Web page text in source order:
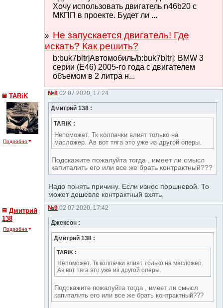
Хочу использовать двигатель n46b20 с
МКПП в проекте. Будет ли ...
Не запускается двигатель! Где
искать? Как решить?
b:buk7bltr]Автомобиль/b:buk7bltr]: BMW 3
серии (E46) 2005-го года с двигателем
объемом в 2 литра н...
TARiK
Подробно
№8 02 07 2020, 17:24
Дмитрий 138 :
TARiK :
Непоможет. Тк колпачки влият только на
масложер. Ав вот тяга это уже из другой оперы.
Подскажите пожалуйта тогда , имеет ли смысл
капиталить его или все же брать контрактный???
Надо понять причину. Если износ поршневой. То
может дешевле контрактный вхять.
Дмитрий
138
Подробно
№9 02 07 2020, 17:42
Джексон :
Дмитрий 138 :
TARiK :
Непоможет. Тк колпачки влият только на масложер.
Ав вот тяга это уже из другой оперы.
Подскажите пожалуйта тогда , имеет ли смысл
капиталить его или все же брать контрактный???